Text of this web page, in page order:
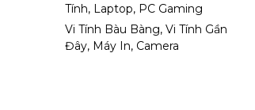
Tính, Laptop, PC Gaming
Vi Tính Bàu Bàng, Vi Tính Gần
Đây, Máy In, Camera